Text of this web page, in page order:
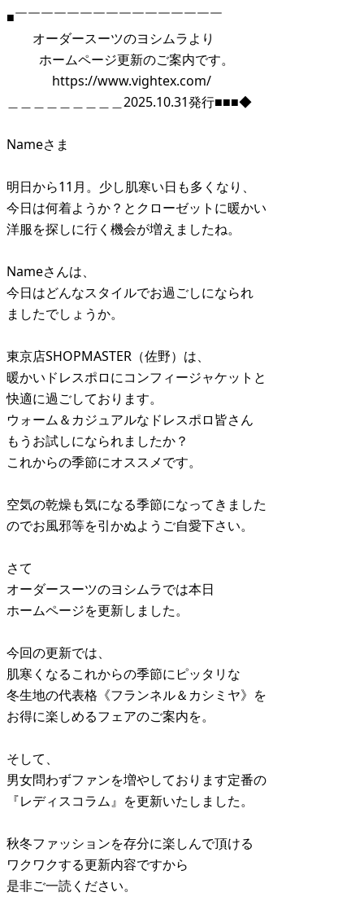
■￣￣￣￣￣￣￣￣￣￣￣￣￣￣￣￣
オーダースーツのヨシムラより
ホームページ更新のご案内です。
https://www.vightex.com/
＿＿＿＿＿＿＿＿＿2025.10.31発行■■■◆
Nameさま
明日から11月。少し肌寒い日も多くなり、
今日は何着ようか？とクローゼットに暖かい
洋服を探しに行く機会が増えましたね。
Nameさんは、
今日はどんなスタイルでお過ごしになられ
ましたでしょうか。
東京店SHOPMASTER（佐野）は、
暖かいドレスポロにコンフィージャケットと
快適に過ごしております。
ウォーム＆カジュアルなドレスポロ皆さん
もうお試しになられましたか？
これからの季節にオススメです。
空気の乾燥も気になる季節になってきました
のでお風邪等を引かぬようご自愛下さい。
さて
オーダースーツのヨシムラでは本日
ホームページを更新しました。
今回の更新では、
肌寒くなるこれからの季節にピッタリな
冬生地の代表格《フランネル＆カシミヤ》を
お得に楽しめるフェアのご案内を。
そして、
男女問わずファンを増やしております定番の
『レディスコラム』を更新いたしました。
秋冬ファッションを存分に楽しんで頂ける
ワクワクする更新内容ですから
是非ご一読ください。